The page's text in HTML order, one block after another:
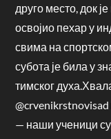
друго место, док
освојио пехар у
свима на
субота је била у
тимског
— наши ученици су